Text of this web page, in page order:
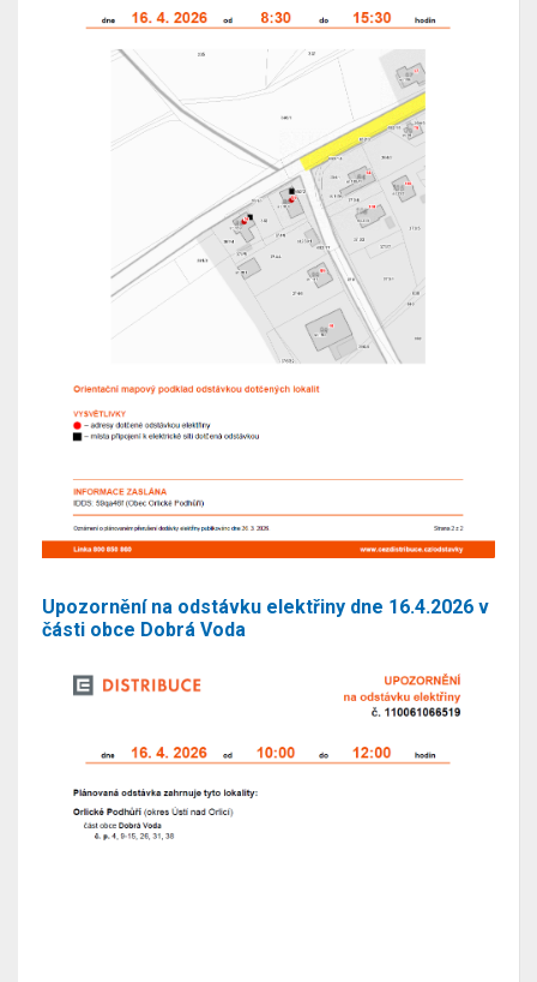
Upozornění na odstávku elektřiny dne 16.4.2026 v
části obce Dobrá Voda